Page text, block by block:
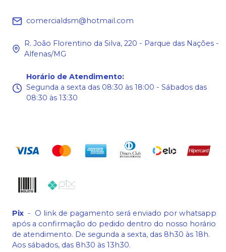
comercialdsm@hotmail.com
R. João Florentino da Silva, 220 - Parque das Nações -
Alfenas/MG
Horário de Atendimento:
Segunda a sexta das 08:30 às 18:00 - Sábados das
08:30 às 13:30
Pix - O link de pagamento será enviado por whatsapp
após a confirmação do pedido dentro do nosso horário
de atendimento. De segunda a sexta, das 8h30 às 18h.
Aos sábados, das 8h30 às 13h30.